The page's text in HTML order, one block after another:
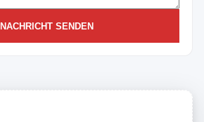
NACHRICHT SENDEN